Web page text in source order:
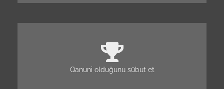
Qanuni olduğunu sübut et